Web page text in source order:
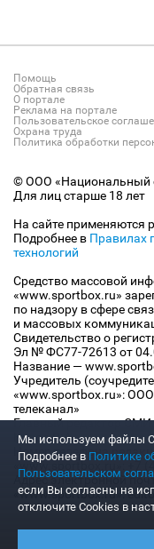
Помощь
Обратная связь
О портале
Реклама на портале
Пользовательское
Охрана труда
Политика обработки
© ООО «Национальный
Для лиц старше 18 лет
На сайте применяются
Подробнее в Правилах
технологий
Средство массовой
«www.sportbox.ru»
по надзору в сфере
и массовых
Свидетельство о
Эл № ФС77-72613 от
Название —
Учредитель
«www.sportbox.ru»:
телеканал»
Главный редактор СМИ
Конов В.А.
Номер телефона
«www.sportbox.ru»: +7
Адрес электронной
«www.sportbox.ru»:
Мы используем файлы
Подробнее в Политике
Пользовательском
если Вы согласны на
отключите Cookies в